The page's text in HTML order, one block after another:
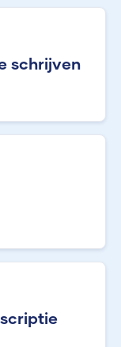
schrijven